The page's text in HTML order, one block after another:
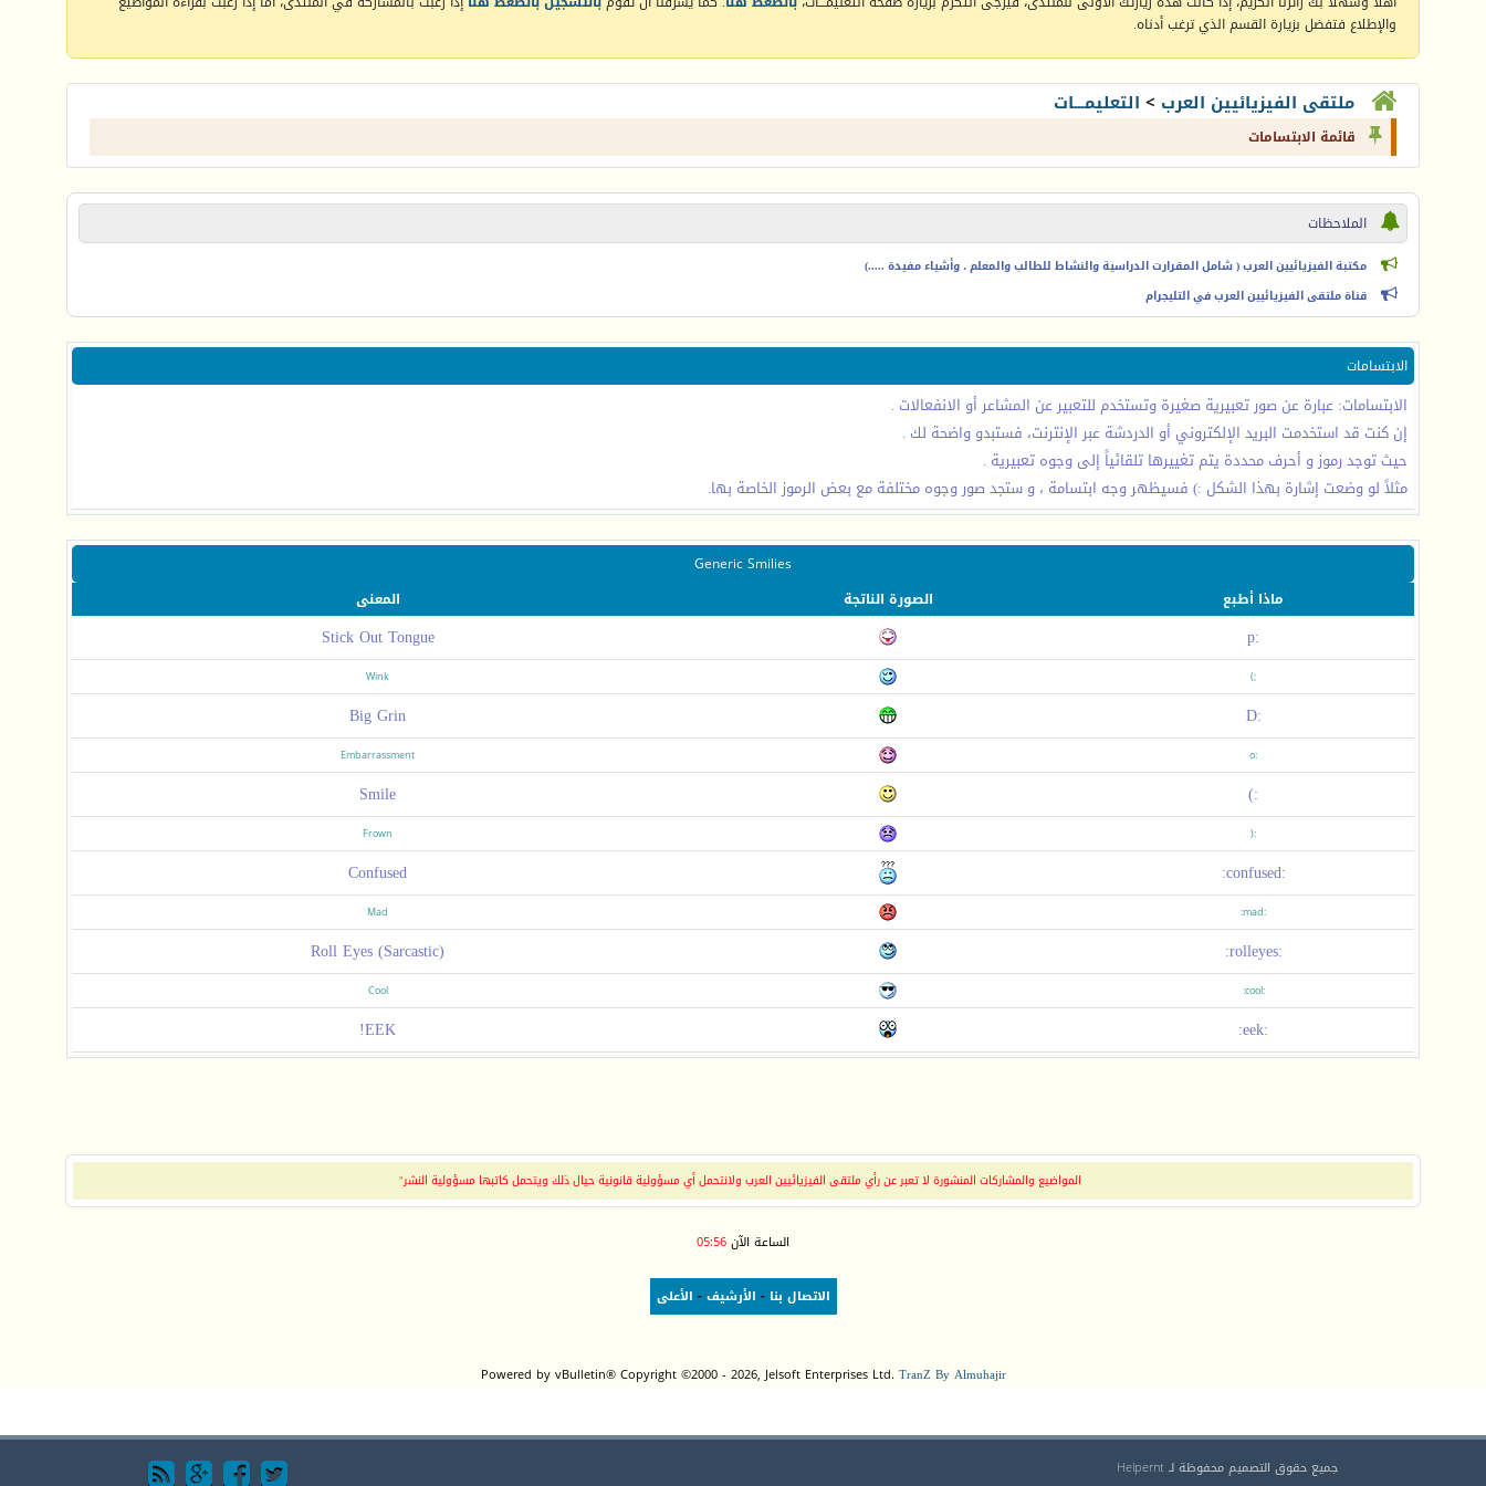
والإطلاع فتفضل بزيارة القسم الذي ترغب أدناه.
ملتقى الفيزيائيين العرب > التعليمـــات
قائمة الابتسامات
الملاحظات
مكتبة الفيزيائيين العرب ( شامل المقرارت الدراسية والنشاط للطالب والمعلم ، وأشياء مفيدة .....)
قناة ملتقى الفيزيائيين العرب في التليجرام
الابتسامات
الابتسامات: عبارة عن صور تعبيرية صغيرة وتستخدم للتعبير عن المشاعر أو الانفعالات .
إن كنت قد استخدمت البريد الإلكتروني أو الدردشة عبر الإنترنت، فستبدو واضحة لك .
حيث توجد رموز و أحرف محددة يتم تغييرها تلقائياً إلى وجوه تعبيرية .
مثلاً لو وضعت إشارة بهذا الشكل :) فسيظهر وجه ابتسامة ، و ستجد صور وجوه مختلفة مع بعض الرموز الخاصة بها.
Generic Smilies
ماذا أطبع
الصورة الناتجة المعنى
:p
Stick Out Tongue
;)
Wink
:D
Big Grin
:o
Embarrassment
:)
Smile
:(
Frown
:confused:
Confused
:mad:
Mad
:rolleyes:
Roll Eyes (Sarcastic)
:cool:
Cool
:eek:
EEK!
المواضيع والمشاركات المنشورة لا تعبر عن رأي ملتقى الفيزيائيين العرب ولانتحمل أي مسؤولية قانونية حيال ذلك ويتحمل كاتبها مسؤولية النشر"
الساعة الآن05:56
الاتصال بنا - الأرشيف- الأعلى
Powered by vBulletin® Copyright ©2000 - 2026, Jelsoft Enterprises Ltd. TranZ By Almuhajir
جميع حقوق التصميم محفوظة لـ Helpernt